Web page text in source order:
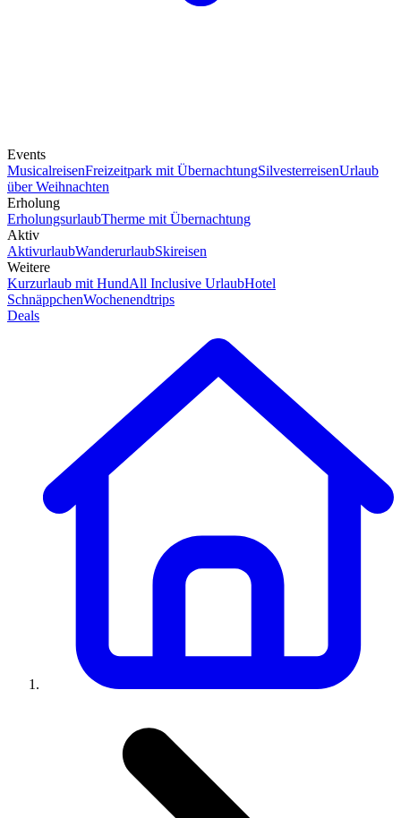
Events
MusicalreisenFreizeitpark mit ÜbernachtungSilvesterreisenUrlaub
über Weihnachten
Erholung
ErholungsurlaubTherme mit Übernachtung
Aktiv
AktivurlaubWanderurlaubSkireisen
Weitere
Kurzurlaub mit HundAll Inclusive UrlaubHotel
SchnäppchenWochenendtrips
Deals